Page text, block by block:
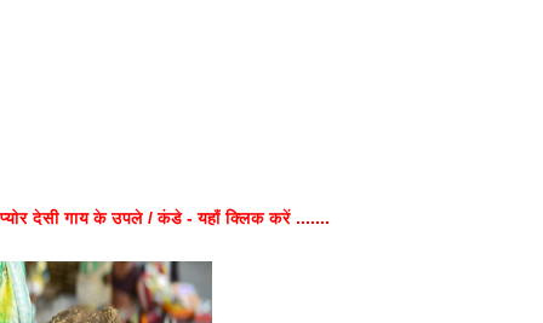
प्योर देसी गाय के उपले / कंडे - यहाँ क्लिक करें .......